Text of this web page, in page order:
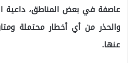
عاصفة في بعض المناطق، داعية
والحذر من أي أخطار محتملة
عنها.